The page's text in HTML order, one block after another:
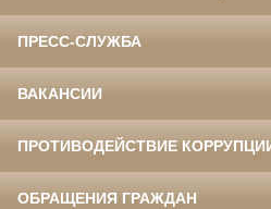
ПРЕСС-СЛУЖБА
ВАКАНСИИ
ПРОТИВОДЕЙСТВИЕ
ОБРАЩЕНИЯ ГРАЖДАН